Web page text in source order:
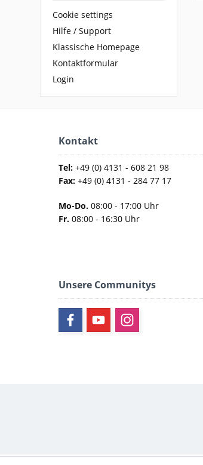
Cookie settings
Hilfe / Support
Klassische Homepage
Kontaktformular
Login
Kontakt
Tel:+49 (0) 4131 - 608 21 98
Fax:+49 (0) 4131 - 284 77 17
Mo-Do.08:00 - 17:00 Uhr
Fr.08:00 - 16:30 Uhr
Unsere Communitys